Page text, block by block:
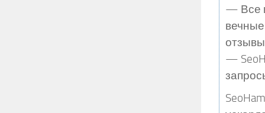
— Все
—